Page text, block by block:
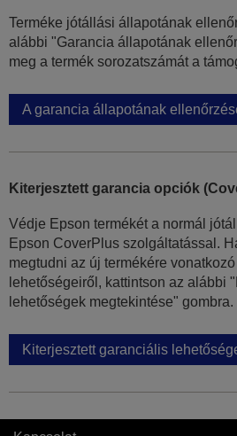
Terméke jótállási állapotának
alábbi "Garancia állapotának
meg a termék sorozatszámát a
A garancia állapotának
Kiterjesztett garancia opciók
Védje Epson termékét a normál
Epson CoverPlus szolgáltatással.
megtudni az új termékére
lehetőségeiről, kattintson az alábbi
lehetőségek megtekintése" gombra.
Kiterjesztett garanciális